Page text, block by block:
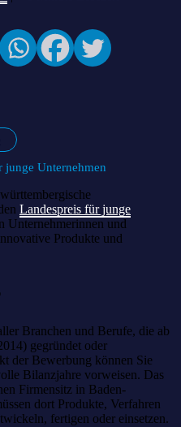
junge Unternehmen
Landespreis für junge
Unternehmerinnen und
Produkte und
Branchen und Berufe, die ab
gegründet oder
der Bewerbung können Sie
Bilanzjahre vorweisen. Das
Firmensitz in Baden-
dort Produkte, Verfahren
fertigen oder einsetzen.